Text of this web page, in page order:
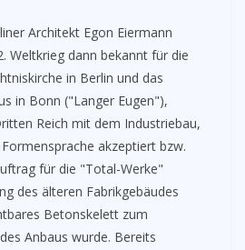
Architekt Egon Eiermann
Weltkrieg dann bekannt für die
in Berlin und das
in Bonn ("Langer Eugen"),
Reich mit dem Industriebau,
akzeptiert bzw.
für die "Total-Werke"
des älteren Fabrikgebäudes
Betonskelett zum
Anbaus wurde. Bereits